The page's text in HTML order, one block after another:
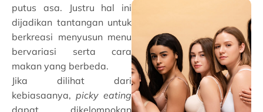
putus asa. Justru hal ini
dijadikan tantangan untuk
berkreasi menyusun menu
bervariasi serta cara
makan yang berbeda.
Jika dilihat dari
kebiasaanya, picky eating